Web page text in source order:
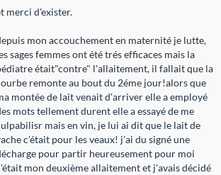
merci d'exister.
mon accouchement en maternité je lutte,
sages femmes ont été trés efficaces mais la
était"contre" l'allaitement, il fallait que la
remonte au bout du 2éme jour!alors que
montée de lait venait d'arriver elle a employé
mots tellement durent elle a essayé de me
mais en vin, je lui ai dit que le lait de
c'était pour les veaux! j'ai du signé une
pour partir heureusement pour moi
mon deuxième allaitement et j'avais décidé